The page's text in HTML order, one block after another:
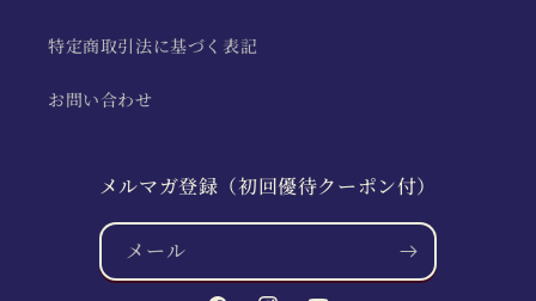
特定商取引法に基づく表記
お問い合わせ
メルマガ登録（初回優待クーポン付）
メール